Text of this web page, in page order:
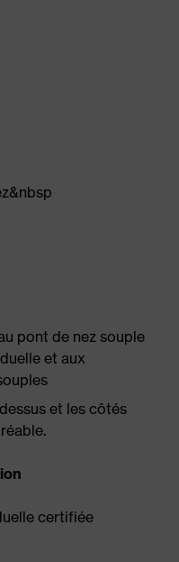
pont de nez souple
et aux
et les côtés
certifiée